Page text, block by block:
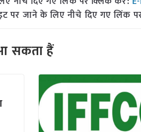
पर जाने के लिए नीचे दिए गए लिंक
सकता हैं